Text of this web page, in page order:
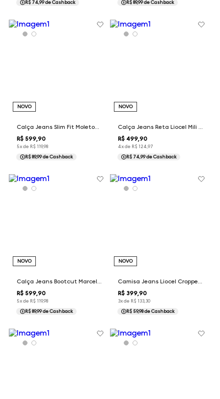
R$ 74,99de Cashback R$ 89,99de Cashback
R$ 599 90
5x de R$ 119,98
NOVO
R$ 89,99de Cashback
R$ 499 90
4x de R$ 124,97
NOVO
R$ 74,99de Cashback
R$ 599 90
5x de R$ 119,98
NOVO
R$ 89,99de Cashback
R$ 399 90
3x de R$ 133 30
NOVO
R$ 59,98de Cashback